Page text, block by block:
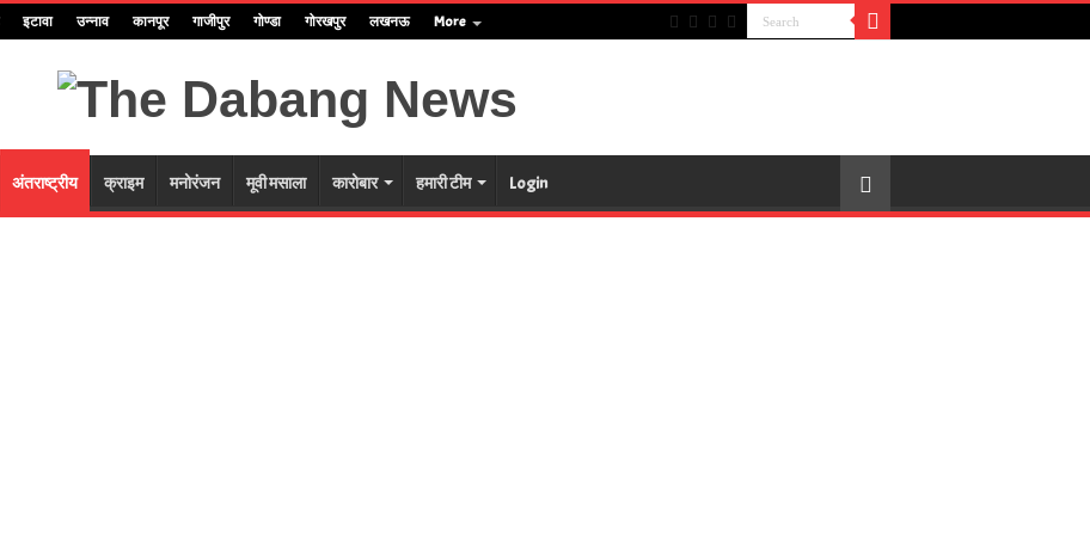
इटावा उन्नाव कानपूर गाजीपुर गोण्डा गोरखपुर लखनऊ More
अंतराष्ट्रीय क्राइम मनोरंजन मूवी मसाला कारोबार हमारी टीम Login